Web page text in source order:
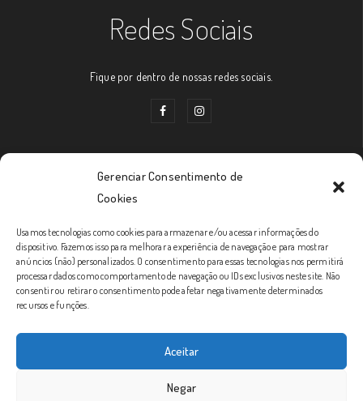
Gerenciar Consentimento de
Cookies
Usamos tecnologias como cookies para armazenar e/ou acessar informações do
dispositivo. Fazemos isso para melhorar a experiência de navegação e para mostrar
anúncios (não) personalizados. O consentimento para essas tecnologias nos permitirá
processar dados como comportamento de navegação ou IDs exclusivos neste site. Não
consentir ou retirar o consentimento pode afetar negativamente determinados
recursos e funções.
Aceitar
Negar
Redes Sociais
Fique por dentro de nossas redes sociais.
Links Úteis
Prazos de Entrega
Política de Trocas e Devoluções
Formas de Envio
Condições Gerais
SAC